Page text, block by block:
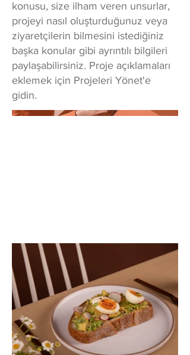
konusu, size ilham veren unsurlar,
projeyi nasıl oluşturduğunuz veya
ziyaretçilerin bilmesini istediğiniz
başka konular gibi ayrıntılı bilgileri
paylaşabilirsiniz. Proje açıklamaları
eklemek için Projeleri Yönet'e
gidin.